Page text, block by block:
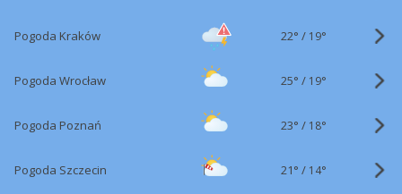
Pogoda Kraków 22° / 19°
Pogoda Wrocław 25° / 19°
Pogoda Poznań 23° / 18°
Pogoda Szczecin 21° / 14°